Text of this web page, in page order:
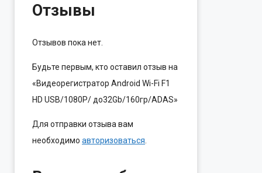
Отзывы
Отзывов пока нет.
Будьте первым, кто оставил отзыв на
«Видеорегистратор Android Wi-Fi F1
HD USB/1080P/ до32Gb/160гр/ADAS»
Для отправки отзыва вам
необходимо авторизоваться